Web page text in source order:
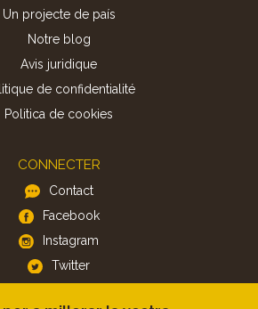
Un projecte de país
Notre blog
Avis juridique
de confidentialité
Politica de cookies
CONNECTER
Contact
Facebook
Instagram
Twitter